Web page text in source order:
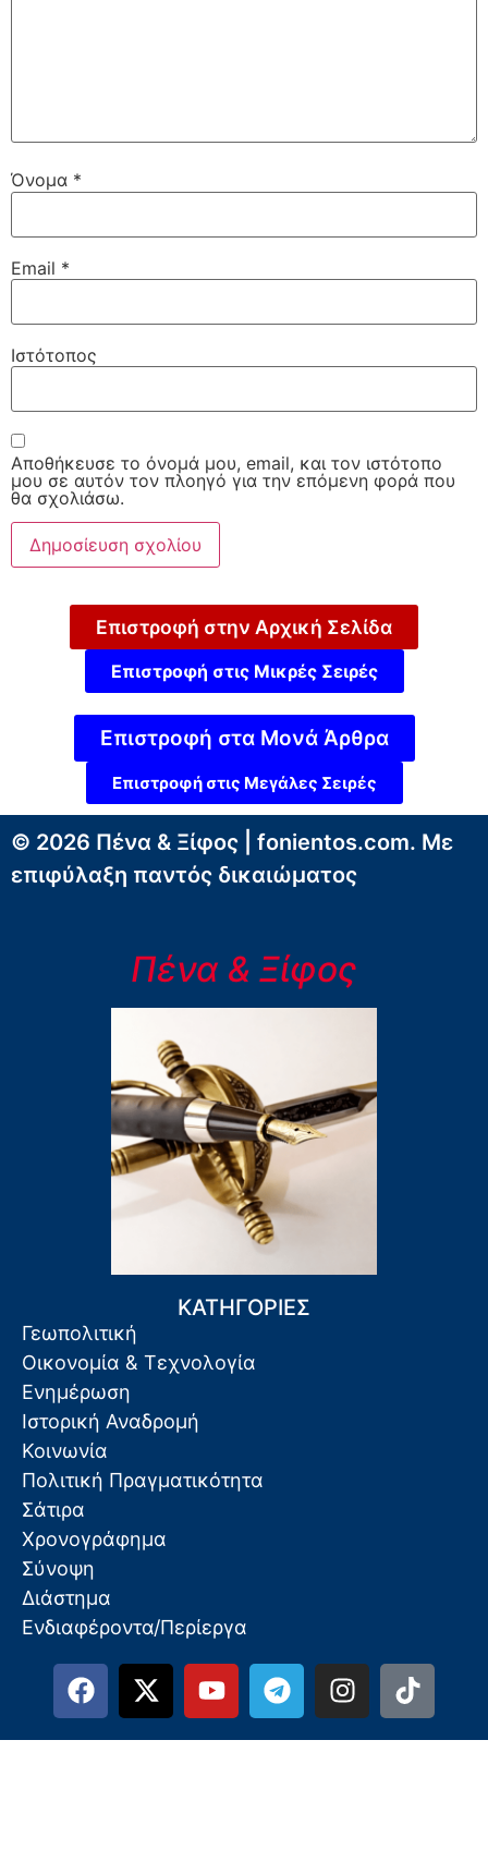
Όνομα *
Email *
Ιστότοπος
Αποθήκευσε το όνομά μου, email, και τον ιστότοπο
μου σε αυτόν τον πλοηγό για την επόμενη φορά που
θα σχολιάσω.
Επιστροφή στην Αρχική Σελίδα
Επιστροφή στις Μικρές Σειρές
Επιστροφή στα Μονά Άρθρα
Επιστροφή στις Μεγάλες Σειρές
© 2026 Πένα & Ξίφος | fonientos.com. Με
επιφύλαξη παντός δικαιώματος
Πένα & Ξίφος
ΚΑΤΗΓΟΡΙΕΣ
Γεωπολιτική
Οικονομία & Τεχνολογία
Ενημέρωση
Ιστορική Αναδρομή
Κοινωνία
Πολιτική Πραγματικότητα
Σάτιρα
Χρονογράφημα
Σύνοψη
Διάστημα
Ενδιαφέροντα/Περίεργα